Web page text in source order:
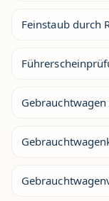
Feinstaub durch